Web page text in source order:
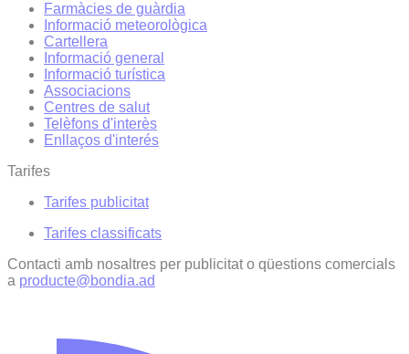
Farmàcies de guàrdia
Informació meteorològica
Cartellera
Informació general
Informació turística
Associacions
Centres de salut
Telèfons d'interès
Enllaços d'interés
Tarifes
Tarifes publicitat
Tarifes classificats
Contacti amb nosaltres per publicitat o qüestions comercials
a producte@bondia.ad